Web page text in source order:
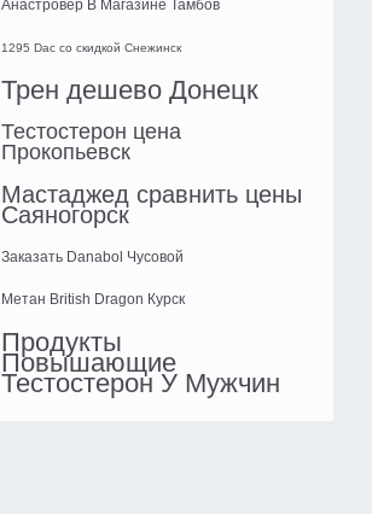
Анастровер В Магазине Тамбов
1295 Dac со скидкой Снежинск
Трен дешево Донецк
Тестостерон цена
Прокопьевск
Мастаджед сравнить цены
Саяногорск
Заказать Danabol Чусовой
Метан British Dragon Курск
Продукты
Повышающие
Тестостерон У Мужчин